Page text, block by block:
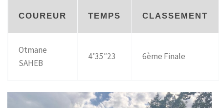
COUREUR TEMPS CLASSEMENT
Otmane
SAHEB
4’35″23 6ème Finale